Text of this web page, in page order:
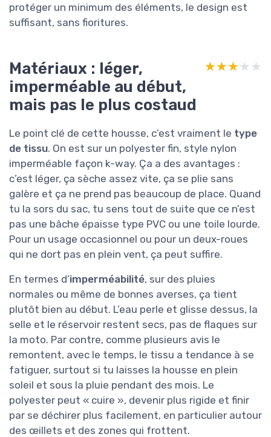
protéger un minimum des éléments, le design est
suffisant, sans fioritures.
Matériaux : léger,
imperméable au début,
mais pas le plus costaud
★★★★★
★★★★★
Le point clé de cette housse, c’est vraiment le type
de tissu. On est sur un polyester fin, style nylon
imperméable façon k-way. Ça a des avantages :
c’est léger, ça sèche assez vite, ça se plie sans
galère et ça ne prend pas beaucoup de place. Quand
tu la sors du sac, tu sens tout de suite que ce n’est
pas une bâche épaisse type PVC ou une toile lourde.
Pour un usage occasionnel ou pour un deux-roues
qui ne dort pas en plein vent, ça peut suffire.
En termes d’imperméabilité, sur des pluies
normales ou même de bonnes averses, ça tient
plutôt bien au début. L’eau perle et glisse dessus, la
selle et le réservoir restent secs, pas de flaques sur
la moto. Par contre, comme plusieurs avis le
remontent, avec le temps, le tissu a tendance à se
fatiguer, surtout si tu laisses la housse en plein
soleil et sous la pluie pendant des mois. Le
polyester peut « cuire », devenir plus rigide et finir
par se déchirer plus facilement, en particulier autour
des œillets et des zones qui frottent.